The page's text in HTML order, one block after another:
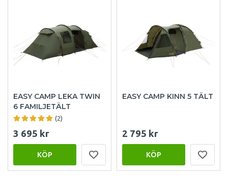
EASY CAMP LEKA TWIN
6 FAMILJETÄLT
(2)
3 695 kr
KÖP
EASY CAMP KINN 5 TÄLT
2 795 kr
KÖP